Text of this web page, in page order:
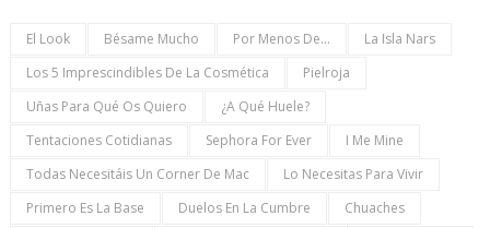
El Look Bésame Mucho Por Menos De...
La Isla Nars
Los 5 Imprescindibles De La Cosmética
Pielroja
Uñas Para Qué Os Quiero
¿a Qué Huele?
Tentaciones Cotidianas
Sephora For Ever
I Me Mine
Todas Necesitáis Un Corner De Mac
Lo Necesitas Para Vivir
Primero Es La Base
Duelos En La Cumbre Chuaches